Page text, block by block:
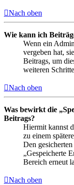
Nach oben
Wie kann ich
Wenn ein
vergeben hat,
Beitrags, um
weiteren
Nach oben
Was bewirkt die
Beitrags?
Hiermit kannst
zu einem
Den
„Gespeicherte
Bereich erneut
Nach oben